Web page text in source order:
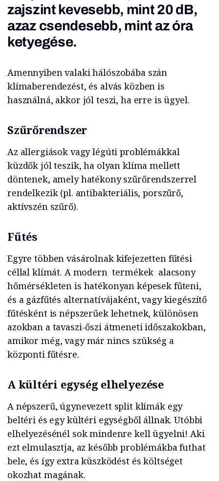
zajszint kevesebb, mint 20 dB,
azaz csendesebb, mint az óra
ketyegése.
Amennyiben valaki hálószobába szán
klímaberendezést, és alvás közben is
használná, akkor jól teszi, ha erre is ügyel.
Szűrőrendszer
Az allergiások vagy légúti problémákkal
küzdők jól teszik, ha olyan klíma mellett
döntenek, amely hatékony szűrőrendszerrel
rendelkezik (pl. antibakteriális, porszűrő,
aktívszén szűrő).
Fűtés
Egyre többen vásárolnak kifejezetten fűtési
céllal klímát. A modern termékek alacsony
hőmérsékleten is hatékonyan képesek fűteni,
és a gázfűtés alternatívájaként, vagy kiegészítő
fűtésként is népszerűek lehetnek, különösen
azokban a tavaszi-őszi átmeneti időszakokban,
amikor még, vagy már nincs szükség a
központi fűtésre.
A kültéri egység elhelyezése
A népszerű, úgynevezett split klímák egy
beltéri és egy kültéri egységből állnak. Utóbbi
elhelyezésénél sok mindenre kell ügyelni! Aki
ezt elmulasztja, az később problémákba futhat
bele, és így extra küszködést és költséget
okozhat magának.